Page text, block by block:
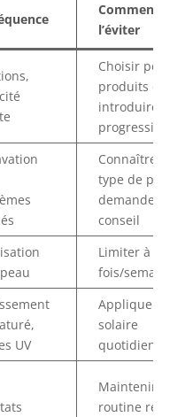
Comment
l’éviter
Choisir peu de
produits clés,
introduire
Connaître son
type de peau,
demander
conseil
Limiter à 1-2
fois/semaine
UV
Appliquer
solaire
Maintenir une
routine